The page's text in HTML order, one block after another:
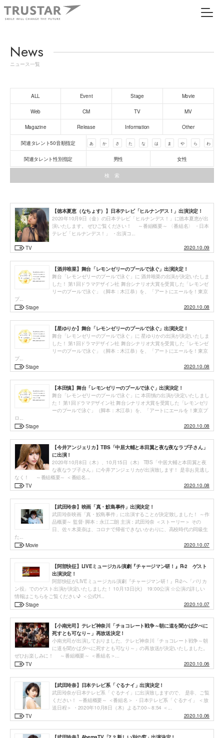
News
ニュース一覧
ALL Event Stage Movie
Web CM TV MV
Magazine Release Information Other
関連タレント50音順指定 あ か さ た な は ま や ら わ
関連タレント性別指定 男性 女性
【徳本夏恵（なちょす）】日本テレビ「ヒルナンデス！」出演決定！
2020年10月9日（金）の日本テレビ「ヒルナンデス！」に徳本夏恵が出
演いたします。 ぜひご覧ください！ ～番組概要～ 〈番組名〉 ・日本
テレビ「ヒルナンデス！」 ・出演コ...
TV 2020.10.09
【酒井唯菜】舞台「レモンゼリーのプールで泳ぐ」出演決定！
舞台「レモンゼリーのプールで泳ぐ」に 酒井唯菜の出演が決定いたしま
した！ 第1回ドラマデザイン社 舞台シナリオ大賞を受賞した「レモンゼ
リーのプールで泳ぐ」（脚本：木江恭）を、「アートにエールを！東京
プ...
Stage
2020.10.08
【星ゆりか】舞台「レモンゼリーのプールで泳ぐ」出演決定！
舞台「レモンゼリーのプールで泳ぐ」に 星ゆりかの出演が決定いたしま
した！ 第1回ドラマデザイン社 舞台シナリオ大賞を受賞した「レモンゼ
リーのプールで泳ぐ」（脚本：木江恭）を、「アートにエールを！東京
プ...
Stage
2020.10.08
【本田慎】舞台「レモンゼリーのプールで泳ぐ」出演決定！
舞台「レモンゼリーのプールで泳ぐ」に 本田慎の出演が決定いたしまし
た！ 第1回ドラマデザイン社 舞台シナリオ大賞を受賞した「レモンゼリ
ーのプールで泳ぐ」（脚本：木江恭）を、「アートにエールを！東京プ
ロ...
Stage
2020.10.08
【今井アンジェリカ】TBS「中居大輔と本田翼と夜な夜なラブ子さん」
に出演！
2020年10月8日（木）、10月15日（木） TBS「中居大輔と本田翼と夜
な夜なラブ子さん」に今井アンジェリカが出演致します！ 是非お見逃し
なく！ ～番組概要～ ＜番組名...
TV
2020.10.08
【武田玲奈】映画「真・鮫島事件」出演決定！
武田玲奈映画「真・鮫島事件」に出演することが決定致しました！ ～作
品概要～ 監督･脚本：永江二朗 主演：武田玲奈 ＜ストーリー＞ その
日、佐々木菜奈は、コロナで帰省できないかわりに、高校時代の同級生
た...
Movie
2020.10.07
【阿部快征】LIVEミュージカル演劇『チャージマン研！』R-2 ゲスト
出演決定！
阿部快征がLIVEミュージカル演劇『チャージマン研！』R-2へ「バリカ
ン役」でのゲスト出演が決定いたしました！ 10月13日(火) 19:00公演 ☆公演の詳しい
情報はこちらをご覧ください♪ ＜公式H...
Stage
2020.10.07
【小南光司】テレビ神奈川「チョコレート戦争～朝に道を聞かば夕べに
死すとも可なり～」再放送決定！
小南光司が出演しておりました、テレビ神奈川「チョコレート戦争～朝
に道を聞かば夕べに死すとも可なり～」の再放送が決定いたしました。
ぜひお楽しみに！ ～番組概要～ ＜番組名＞...
TV
2020.10.06
【武田玲奈】日本テレビ系「ぐるナイ」出演決定！
武田玲奈が日本テレビ系「ぐるナイ」に出演致しますので、 是非、ご覧
ください！ ～番組概要～ ＜番組名＞ ・日本テレビ系「ぐるナイ」 ＜放
送日程＞ ・2020年10月8日（木）よる7:00～8:54 ＜...
TV
2020.10.06